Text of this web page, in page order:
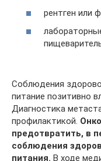
рентген или
Соблюдения
питание позитивно
Диагностика
профилактикой.
предотвратить, в
соблюдения
питания. В ходе